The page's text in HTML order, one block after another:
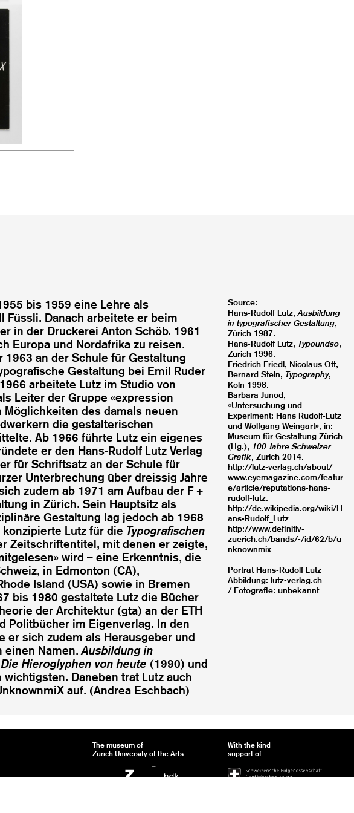
bis 1959 eine Lehre als
Danach arbeitete er beim
in der Druckerei Anton Schöb. 1961
Europa und Nordafrika zu reisen.
an der Schule für Gestaltung
Gestaltung bei Emil Ruder
arbeitete Lutz im Studio von
Leiter der Gruppe «expression
des damals neuen
die gestalterischen
Ab 1966 führte Lutz ein eigenes
er den Hans-Rudolf Lutz Verlag
für Schriftsatz an der Schule für
Unterbrechung über dreissig Jahre
zudem ab 1971 am Aufbau der F +
in Zürich. Sein Hauptsitz als
Gestaltung lag jedoch ab 1968
Lutz für die Typografischen
Zeitschriftentitel, mit denen er zeigte,
wird – eine Erkenntnis, die
in Edmonton (CA),
Island (USA) sowie in Bremen
bis 1980 gestaltete Lutz die Bücher
der Architektur (gta) an der ETH
Politbücher im Eigenverlag. In den
er sich zudem als Herausgeber und
einen Namen.Ausbildung in
Die Hieroglyphen von heute (1990) und
Daneben trat Lutz auch
auf. (Andrea Eschbach)
Source:
Hans-Rudolf Lutz,Ausbildung
in typografischer Gestaltung,
Zürich 1987.
Hans-Rudolf Lutz, Typoundso,
Zürich 1996.
Friedrich Friedl, Nicolaus Ott,
Bernard Stein, Typography,
Köln 1998.
Barbara Junod,
«Untersuchung und
Experiment: Hans Rudolf-Lutz
und Wolfgang Weingart», in:
Museum für Gestaltung Zürich
(Hg.), 100 Jahre Schweizer
Grafik, Zürich 2014.
http://lutz-verlag.ch/about/
www.eyemagazine.com/featur
e/article/reputations-hans-
rudolf-lutz.
http://de.wikipedia.org/wiki/H
ans-Rudolf_Lutz
http://www.definitiv-
zuerich.ch/bands/-/id/62/b/u
nknownmix
Porträt Hans-Rudolf Lutz
Abbildung: lutz-verlag.ch
/ Fotografie: unbekannt
The museum of
Zurich University of the Arts
With the kind
support of